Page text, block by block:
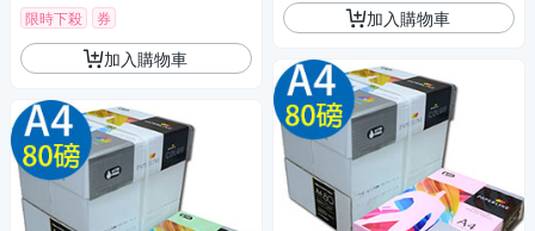
限時下殺 券
加入購物車
加入購物車